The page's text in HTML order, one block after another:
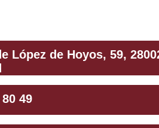
López de Hoyos, 59,
49